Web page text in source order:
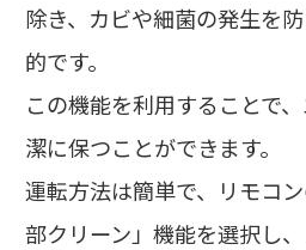
除き、カビや細菌の発生を
的です。
この機能を利用することで
潔に保つことができます。
運転方法は簡単で、リモコ
部クリーン」機能を選択し